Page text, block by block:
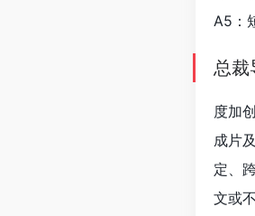
A5：
总裁
度加
成片
定、
文或